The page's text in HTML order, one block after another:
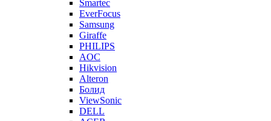
Smartec
EverFocus
Samsung
Giraffe
PHILIPS
AOC
Hikvision
Alteron
Болид
ViewSonic
DELL